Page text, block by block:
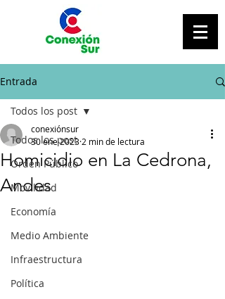
Entrada
Todos los post
Orden Público
Movilidad
Economía
Medio Ambiente
Infraestructura
Política
Todos los post
Homicidio en La Cedrona,
Andes
conexiónsur
30 ene 2023 2 min de lectura